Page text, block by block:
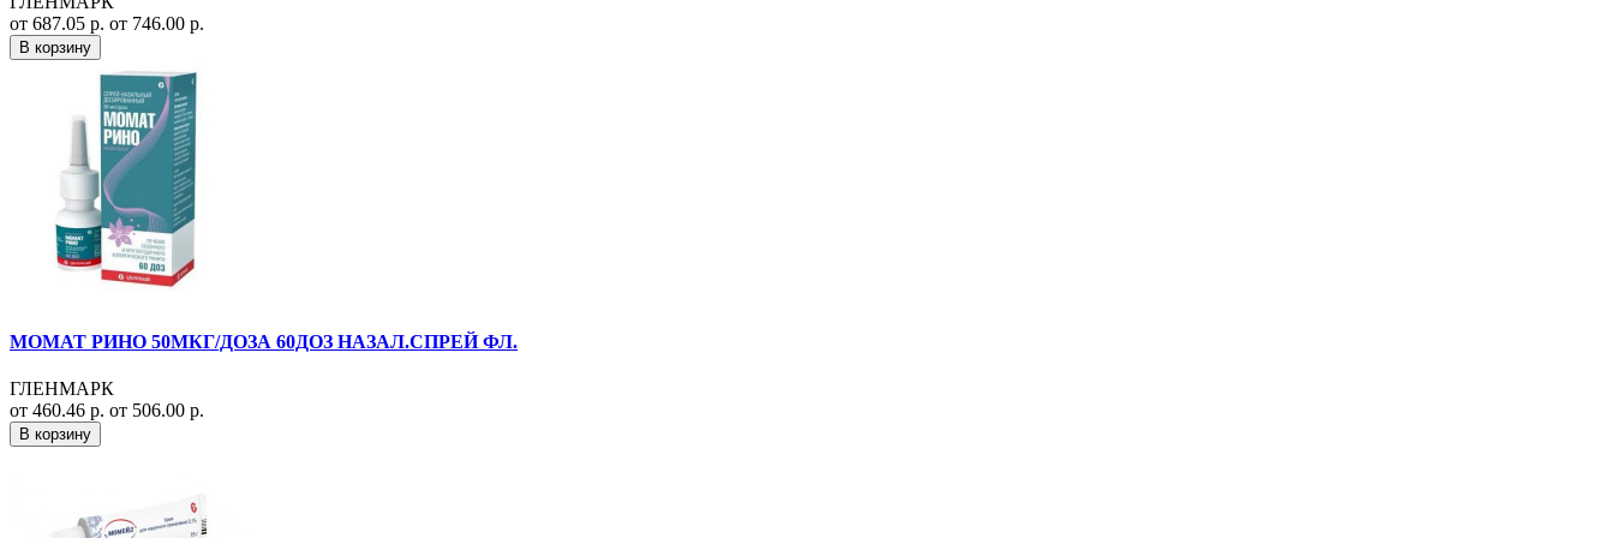
от 687.05 р. от 746.00 р.
В корзину
МОМАТ РИНО 50МКГ/ДОЗА 60ДОЗ НАЗАЛ.СПРЕЙ ФЛ.
ГЛЕНМАРК
от 460.46 р. от 506.00 р.
В корзину